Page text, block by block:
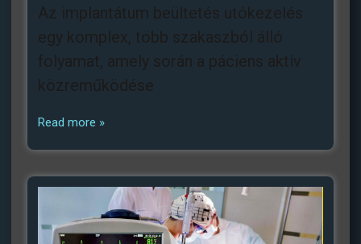
Az implantátum beültetés utókezelés
egy komplex, több szakaszból álló
folyamat, amely során a páciens aktív
közreműködése
Read more »